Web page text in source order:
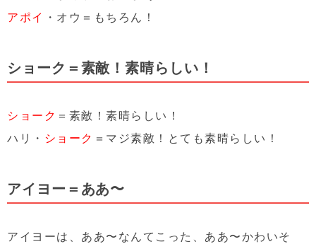
アポイ ・オウ＝もちろん！
ショーク＝素敵！素晴らしい！
ショーク ＝素敵！素晴らしい！
ハリ・ ショーク ＝マジ素敵！とても素晴らしい！
アイヨー＝ああ〜
アイヨーは、ああ〜なんてこった、ああ〜かわいそ